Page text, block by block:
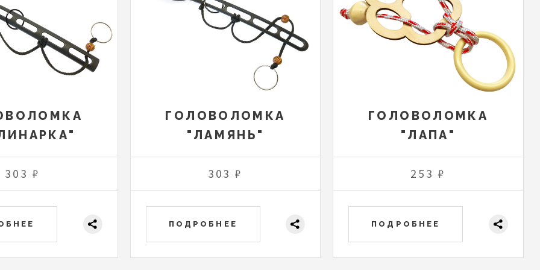
303 ₽
ГОЛОВОЛОМКА
"ЛАМЯНЬ"
303 ₽
ПОДРОБНЕЕ
ГОЛОВОЛОМКА
"ЛАПА"
253 ₽
ПОДРОБНЕЕ